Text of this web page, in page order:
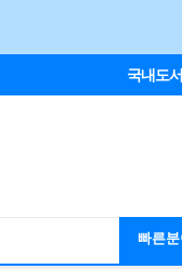
국내도서
빠른분